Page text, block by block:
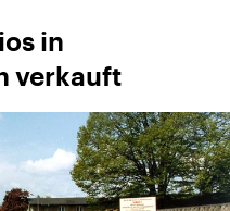
in
verkauft